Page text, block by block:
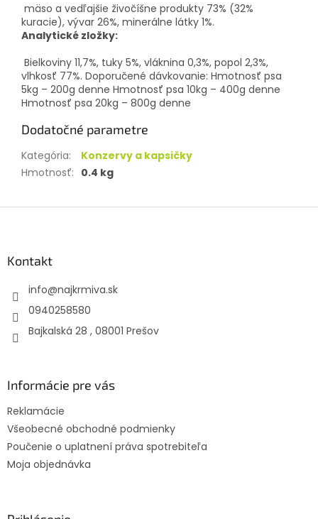
mäso a vedľajšie živočíšne produkty 73% (32%
kuracie), vývar 26%, minerálne látky 1%.
Analytické zložky:
Bielkoviny 11,7%, tuky 5%, vláknina 0,3%, popol 2,3%,
vlhkosť 77%. Doporučené dávkovanie: Hmotnosť psa
5kg – 200g denne Hmotnosť psa 10kg – 400g denne
Hmotnosť psa 20kg – 800g denne
Dodatočné parametre
Kategória:
Konzervy a kapsičky
Hmotnosť: 0.4 kg
Kontakt
info@najkrmiva.sk
0940258580
Bajkalská 28 , 08001 Prešov
Informácie pre vás
Reklamácie
Všeobecné obchodné podmienky
Poučenie o uplatnení práva spotrebiteľa
Moja objednávka